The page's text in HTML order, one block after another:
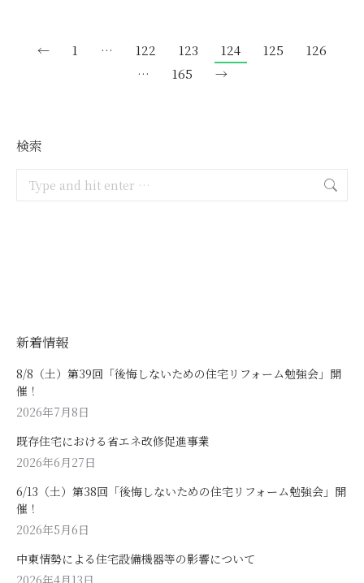
← 1 … 122 123 124 125
126
…
165 →
検索
新着情報
8/8（土）第39回「後悔しないための住宅リフォーム勉強会」開
催！
2026年7月8日
既存住宅における省エネ改修促進事業
2026年6月27日
6/13（土）第38回「後悔しないための住宅リフォーム勉強会」開
催！
2026年5月6日
中東情勢による住宅設備機器等の影響について
2026年4月13日